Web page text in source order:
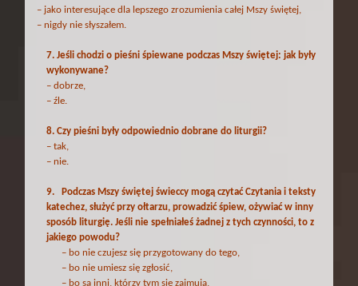
– jako interesujące dla lepszego zrozumienia całej Mszy świętej,
– nigdy nie słyszałem.
7. Jeśli chodzi o pieśni śpiewane podczas Mszy świętej: jak były
wykonywane?
– dobrze,
– źle.
8. Czy pieśni były odpowiednio dobrane do liturgii?
– tak,
– nie.
9. Podczas Mszy świętej świeccy mogą czytać Czytania i teksty
katechez, służyć przy ołtarzu, prowadzić śpiew, ożywiać w inny
sposób liturgię. Jeś­li nie spełniałeś żadnej z tych czynności, to z
jakiego powodu?
– bo nie czujesz się przygotowany do tego,
– bo nie umiesz się zgłosić,
– bo są inni, którzy tym się zajmują,